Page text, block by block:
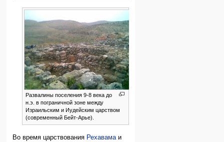
Развалины поселения 9-8 века до
н.э. в пограничной зоне между
Израильским и Иудейским царством
(современный Бейт-Арье).
Во время царствования Рехавамаи